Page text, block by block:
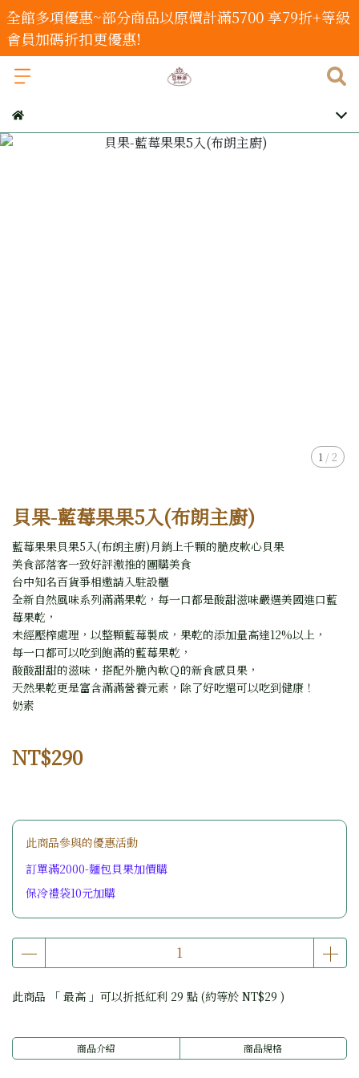
全館多項優惠~部分商品以原價計滿5700 享79折+等級
會員加碼折扣更優惠!
1 /2
貝果-藍莓果果5入(布朗主廚)
藍莓果果貝果5入(布朗主廚)月銷上千顆的脆皮軟心貝果
美食部落客一致好評激推的團購美食
台中知名百貨爭相邀請入駐設櫃
全新自然風味系列滿滿果乾，每一口都是酸甜滋味嚴選美國進口藍
莓果乾，
未經壓榨處理，以整顆藍莓製成，果乾的添加量高達12%以上，
每一口都可以吃到飽滿的藍莓果乾，
酸酸甜甜的滋味，搭配外脆內軟Ｑ的新食感貝果，
天然果乾更是富含滿滿營養元素，除了好吃還可以吃到健康！
奶素
NT$290
此商品參與的優惠活動
訂單滿2000-麵包貝果加價購
保冷禮袋10元加購
此商品 「 最高 」可以折抵紅利 29 點 (約等於 NT$29 )
商品介紹 商品規格